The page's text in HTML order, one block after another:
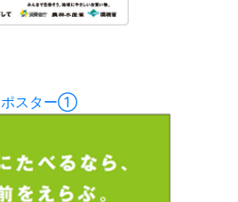
ポスター①